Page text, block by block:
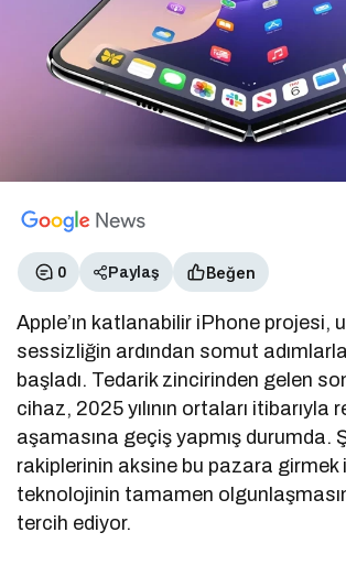
0 Paylaş Beğen
Apple’ın katlanabilir iPhone projesi,
sessizliğin ardından somut
başladı. Tedarik zincirinden gelen
cihaz, 2025 yılının ortaları itibarıyla
aşamasına geçiş yapmış durumda.
rakiplerinin aksine bu pazara girmek
teknolojinin tamamen
tercih ediyor.